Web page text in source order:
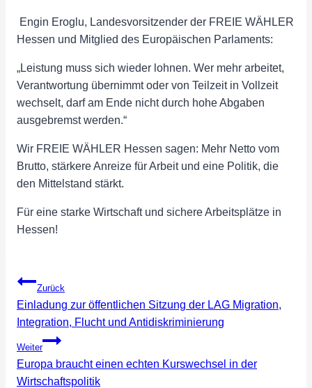
️ Engin Eroglu, Landesvorsitzender der FREIE WÄHLER
Hessen und Mitglied des Europäischen Parlaments:
„Leistung muss sich wieder lohnen. Wer mehr arbeitet,
Verantwortung übernimmt oder von Teilzeit in Vollzeit
wechselt, darf am Ende nicht durch hohe Abgaben
ausgebremst werden.“
Wir FREIE WÄHLER Hessen sagen: Mehr Netto vom
Brutto, stärkere Anreize für Arbeit und eine Politik, die
den Mittelstand stärkt.
Für eine starke Wirtschaft und sichere Arbeitsplätze in
Hessen!
Beitragsnavigation
Zurück
Einladung zur öffentlichen Sitzung der LAG Migration,
Integration, Flucht und Antidiskriminierung
Weiter
Europa braucht einen echten Kurswechsel in der
Wirtschaftspolitik